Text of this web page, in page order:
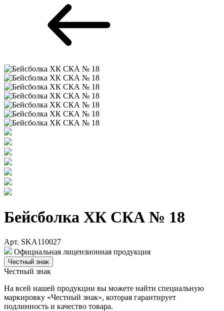
Бейсболка ХК СКА № 18
Арт. SKA110027
Официальная лицензионная продукция
Честный знак
Честный знак
На всей нашей продукции вы можете найти специальную
маркировку «Честный знак», которая гарантирует
подлинность и качество товара.